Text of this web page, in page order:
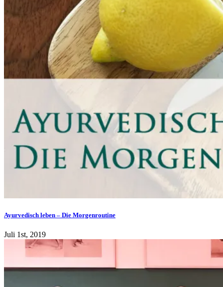
Ayurvedisch leben – Die Morgenroutine
Juli 1st, 2019